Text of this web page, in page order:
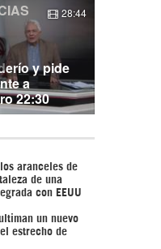
y pide
a
22:30
28:44
aranceles de
de una
con EEUU
un nuevo
estrecho de